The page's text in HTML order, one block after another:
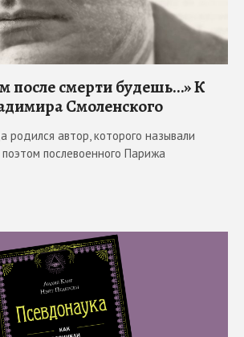
после смерти будешь…» К
Смоленского
родился автор, которого называли
послевоенного Парижа